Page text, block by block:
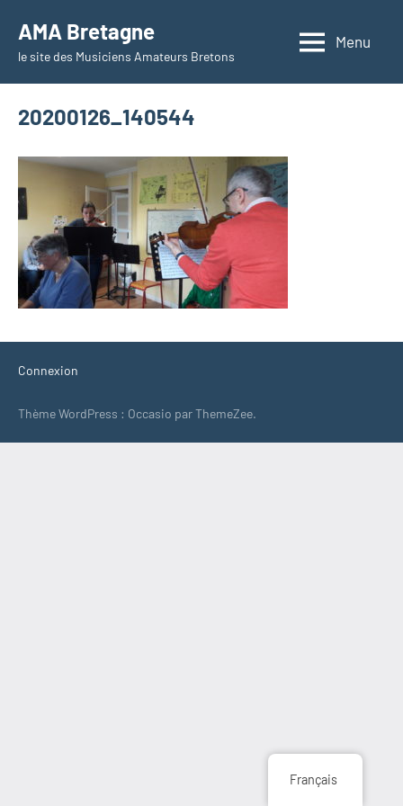
contenu
AMA Bretagne
le site des Musiciens Amateurs Bretons
Menu
20200126_140544
Connexion
Thème WordPress : Occasio par ThemeZee.
Français